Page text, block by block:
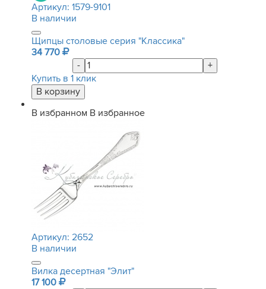
Артикул: 1579-9101
В наличии
Щипцы столовые серия "Классика"
34 770
-
+
Купить в 1 клик
В избранном В избранное
Артикул: 2652
В наличии
Вилка десертная "Элит"
17 100